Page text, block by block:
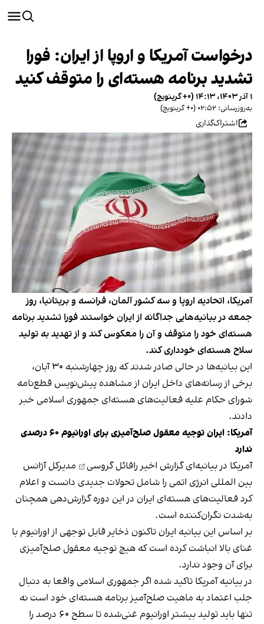
درخواست آمریکا و اروپا از ایران: فورا
تشدید برنامه هسته‌ای را متوقف کنید
۱ آذر ۱۴۰۳، ۱۴:۱۳ (‎+۰ گرینویچ)
به‌روزرسانی: ۰۲:۵۲ (‎+۰ گرینویچ)
اشتراک‌گذاری
آمریکا، اتحادیه اروپا و سه کشور آلمان، فرانسه و بریتانیا، روز
جمعه در بیانیه‌‌هایی جداگانه از ایران خواستند فورا تشدید برنامه
هسته‌ای خود را متوقف و آن را معکوس کند و از تهدید به تولید
سلاح هسته‌ای خودداری کند.
این بیانیه‌ها در حالی صادر شدند که روز چهارشنبه ۳۰ آبان،
برخی از رسانه‌های داخل ایران از مشاهده پیش‌نویس قطع‌نامه
شورای حکام علیه فعالیت‌های هسته‌ای جمهوری اسلامی خبر
دادند.
آمریکا: ایران توجیه معقول صلح‌آمیزی برای اورانیوم ۶۰ درصدی
ندارد
آمریکا در بیانیه‌ایگزارش اخیر رافائل گروسی
مدیرکل آژانس
بین المللی انرژی اتمی را شامل تحولات جدیدی دانست و اعلام
کرد فعالیت‌های هسته‌ای ایران در این دوره گزارش‌دهی همچنان
به‌شدت نگران‌کننده است.
بر اساس این بیانیه ایران تاکنون ذخایر قابل توجهی از اورانیوم با
غنای بالا انباشت کرده است که هیچ توجیه معقول صلح‌آمیزی
برای آن وجود ندارد.
در بیانیه آمریکا تاکید شده اگر جمهوری اسلامی واقعا به دنبال
جلب اعتماد به ماهیت صلح‌آمیز برنامه هسته‌ای خود است نه
تنها باید تولید بیشتر اورانیوم غنی‌شده تا سطح ۶۰ درصد را